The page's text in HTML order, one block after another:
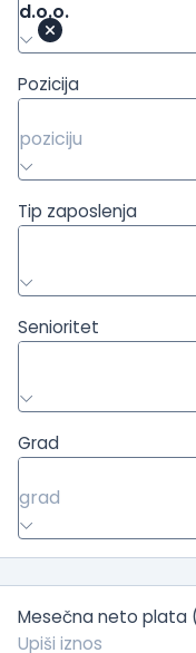
d.o.o.
Pozicija
poziciju
Tip zaposlenja
Senioritet
Grad
grad
Mesečna neto plata